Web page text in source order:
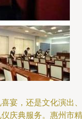
宴，还是文化演出、
庆典服务。惠州市精